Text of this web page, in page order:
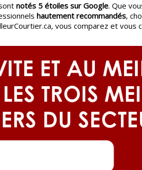
notés 5 étoiles sur Google. Que
hautement recommandés,
vous comparez et vous